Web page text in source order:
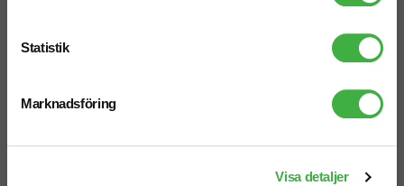
Statistik
Marknadsföring
Visa detaljer
Telefon: 019-760 65 00